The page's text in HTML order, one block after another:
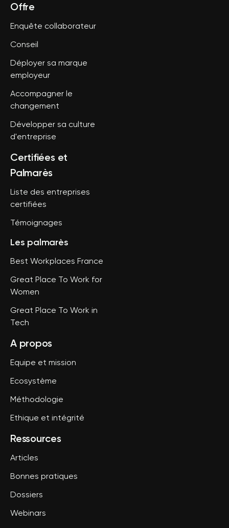
Offre
Enquête collaborateur
Conseil
Déployer sa marque
employeur
Accompagner le
changement
Développer sa culture
d'entreprise
Certifiées et
Palmarès
Liste des entreprises
certifiées
Témoignages
Les palmarès
Best Workplaces France
Great Place To Work for
Women
Great Place To Work in
Tech
A propos
Equipe et mission
Ecosystème
Méthodologie
Ethique et intégrité
Ressources
Articles
Bonnes pratiques
Dossiers
Webinars